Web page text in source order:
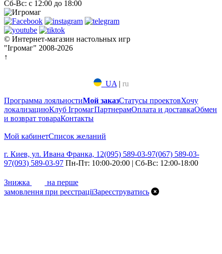
Сб-Вс: с 12:00 до 18:00
© Интернет-магазин настольных игр
"Ігромаг" 2008-2026
↑
UA | ru
Программа лояльностиМой заказСтатусы проектовХочу
локализациюКлуб ІгромагПартнерамОплата и доставкаОбмен
и возврат товараКонтакты
Мой кабинетСписок желаний
г. Киев, ул. Ивана Франка, 12(095) 589-03-97(067) 589-03-
97(093) 589-03-97 Пн-Пт: 10:00-20:00 | Сб-Вс: 12:00-18:00
Знижка
на перше
замовлення при реєстраціїЗареєструватись